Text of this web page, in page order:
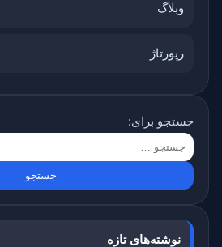
وبلاگ
رپورتاژ
جستجو برای:
نوشته‌های تازه